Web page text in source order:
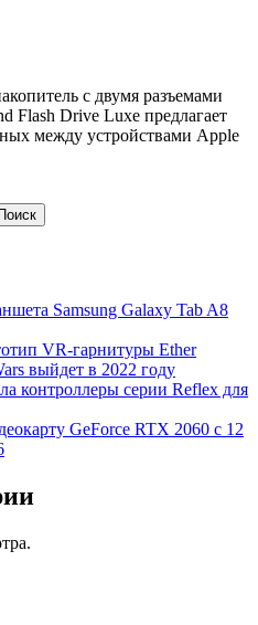
с двумя разъемами
Flash Drive Luxe предлагает
между устройствами Apple
Поиск
Samsung Galaxy Tab A8
VR-гарнитуры Ether
выйдет в 2022 году
контроллеры серии Reflex для
GeForce RTX 2060 с 12